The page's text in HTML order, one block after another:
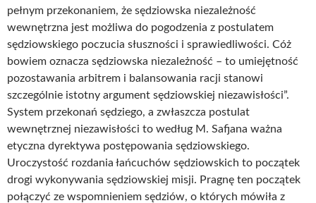
pełnym przekonaniem, że sędziowska niezależność
wewnętrzna jest możliwa do pogodzenia z postulatem
sędziowskiego poczucia słuszności i sprawiedliwości. Cóż
bowiem oznacza sędziowska niezależność – to umiejętność
pozostawania arbitrem i balansowania racji stanowi
szczególnie istotny argument sędziowskiej niezawisłości”.
System przekonań sędziego, a zwłaszcza postulat
wewnętrznej niezawisłości to według M. Safjana ważna
etyczna dyrektywa postępowania sędziowskiego.
Uroczystość rozdania łańcuchów sędziowskich to początek
drogi wykonywania sędziowskiej misji. Pragnę ten początek
połączyć ze wspomnieniem sędziów, o których mówiła z